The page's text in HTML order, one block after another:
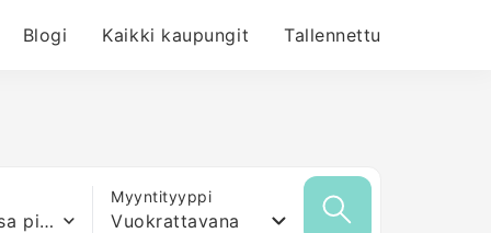
Blogi Kaikki kaupungit Tallennettu
Mikä tahansa pinta-ala
Myyntityyppi
Vuokrattavana